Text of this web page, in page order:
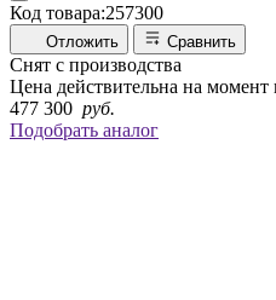
Код товара:257300
Отложить Сравнить
Снят с производства
Цена действительна на
477 300 руб.
Подобрать аналог